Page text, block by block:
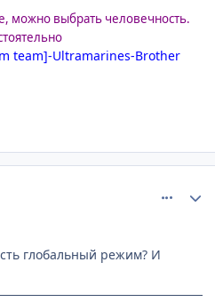
можно выбрать человечность.
team]-Ultramarines-Brother
глобальный режим? И